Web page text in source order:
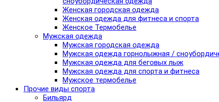
Женская городская одежда
Женская одежда для фитнеса и спорта
Женское Термобелье
Мужская одежда
Мужская городская одежда
Мужская одежда горнолыжная /
Мужская одежда для беговых лыж
Мужская одежда для спорта и фитнеса
Мужское термобелье
Прочие виды спорта
Бильярд